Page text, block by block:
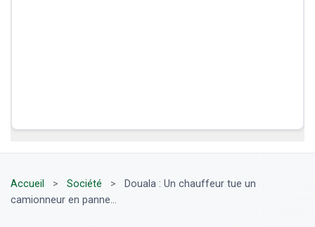
Accueil > Société >
Douala : Un chauffeur tue un
camionneur en panne...